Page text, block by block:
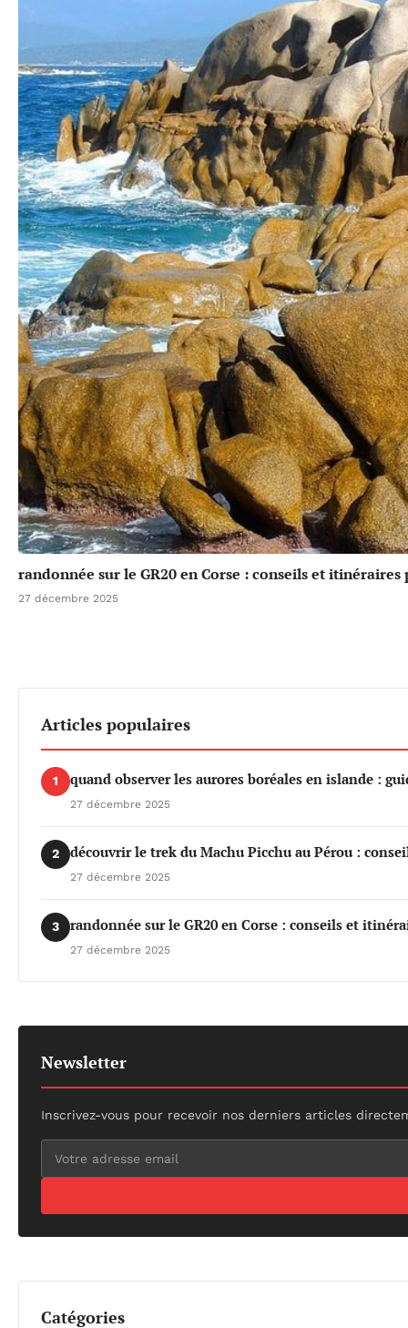
randonnée sur le GR20 en Corse : conseils et itinéraires
27 décembre 2025
Articles populaires
1 quand observer les aurores boréales en islande :
27 décembre 2025
2 découvrir le trek du Machu Picchu au Pérou :
27 décembre 2025
3 randonnée sur le GR20 en Corse : conseils et
27 décembre 2025
Newsletter
Inscrivez-vous pour recevoir nos derniers articles
Catégories